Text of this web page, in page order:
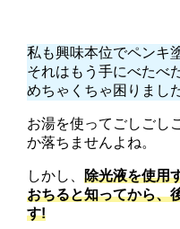
私も興味本位でペンキ
それはもう手にべたべ
めちゃくちゃ困りまし
お湯を使ってごしごし
か落ちませんよね。
しかし、除光液を使用
おちると知ってから、
す!